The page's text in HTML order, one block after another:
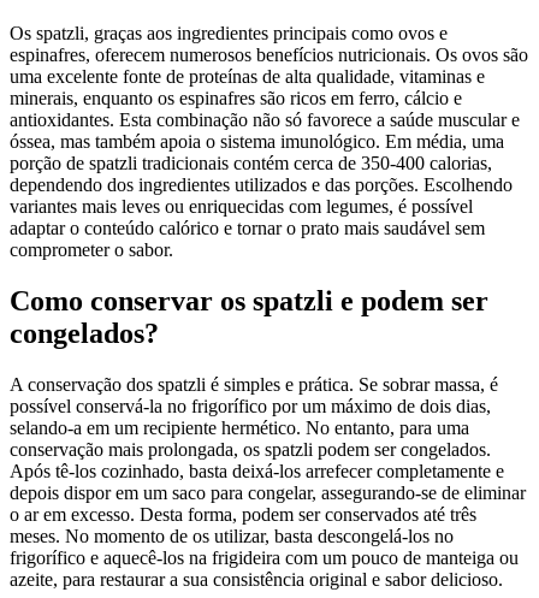
Os spatzli, graças aos ingredientes principais como ovos e
espinafres, oferecem numerosos benefícios nutricionais. Os ovos são
uma excelente fonte de proteínas de alta qualidade, vitaminas e
minerais, enquanto os espinafres são ricos em ferro, cálcio e
antioxidantes. Esta combinação não só favorece a saúde muscular e
óssea, mas também apoia o sistema imunológico. Em média, uma
porção de spatzli tradicionais contém cerca de 350-400 calorias,
dependendo dos ingredientes utilizados e das porções. Escolhendo
variantes mais leves ou enriquecidas com legumes, é possível
adaptar o conteúdo calórico e tornar o prato mais saudável sem
comprometer o sabor.
Como conservar os spatzli e podem ser
congelados?
A conservação dos spatzli é simples e prática. Se sobrar massa, é
possível conservá-la no frigorífico por um máximo de dois dias,
selando-a em um recipiente hermético. No entanto, para uma
conservação mais prolongada, os spatzli podem ser congelados.
Após tê-los cozinhado, basta deixá-los arrefecer completamente e
depois dispor em um saco para congelar, assegurando-se de eliminar
o ar em excesso. Desta forma, podem ser conservados até três
meses. No momento de os utilizar, basta descongelá-los no
frigorífico e aquecê-los na frigideira com um pouco de manteiga ou
azeite, para restaurar a sua consistência original e sabor delicioso.